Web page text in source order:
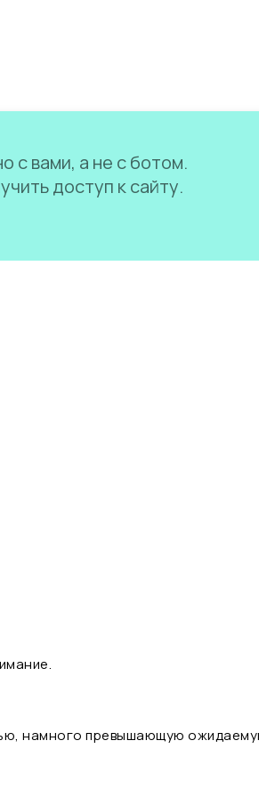
с вами, а не с ботом.
доступ к сайту.
намного превышающую